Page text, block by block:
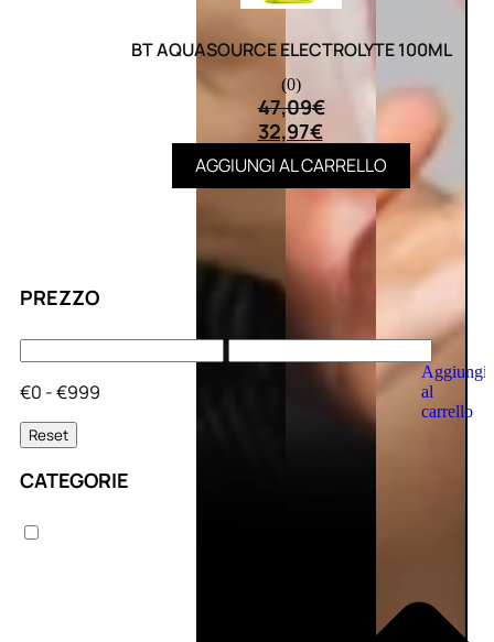
Aggiungi
al
carrello
PREZZO
€0 - €999
Reset
CATEGORIE
BT AQUASOURCE ELECTROLYTE 100ML
(0)
47,09€
32,97€
AGGIUNGI AL CARRELLO